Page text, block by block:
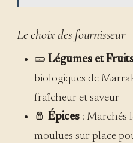
Le choix des fournisseur
🥒 Légumes et
biologiques de
fraîcheur et saveur
🧂 Épices: Marchés
moulues sur place